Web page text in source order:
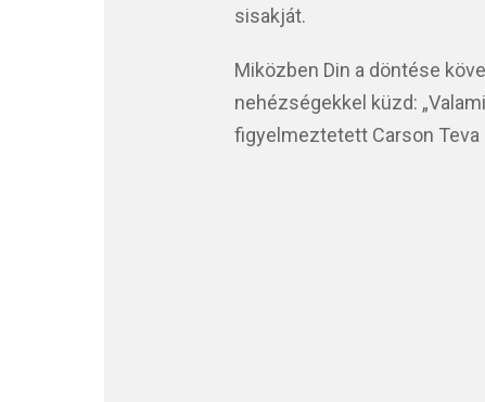
sisakját.
Miközben Din a döntése
nehézségekkel küzd:
figyelmeztetett Carson Teva